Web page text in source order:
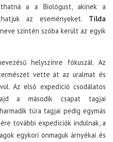
a a Biológust, akinek a
az eseményeket. Tilda
szintén szóba került az egyik
helyszínre fókuszál. Az
vette át az uralmat és
Az első expedíció csodálatos
a második csapat tagjai
túra tagjai pedig egymás
további expedíciók indulnak, a
egykori önmaguk árnyékai és